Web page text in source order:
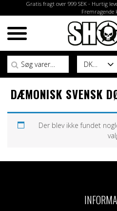
Gratis fragt over 999 SEK - Hurtig
Fremragende
DK
Søg efter:
DÆMONISK SVENSK
Der blev ikke fundet